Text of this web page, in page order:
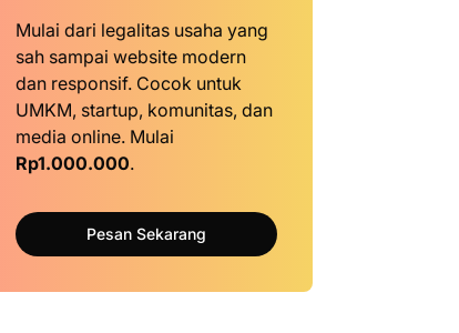
Mulai dari legalitas usaha yang
sah sampai website modern
dan responsif. Cocok untuk
UMKM, startup, komunitas, dan
media online. Mulai
Rp1.000.000.
Pesan Sekarang